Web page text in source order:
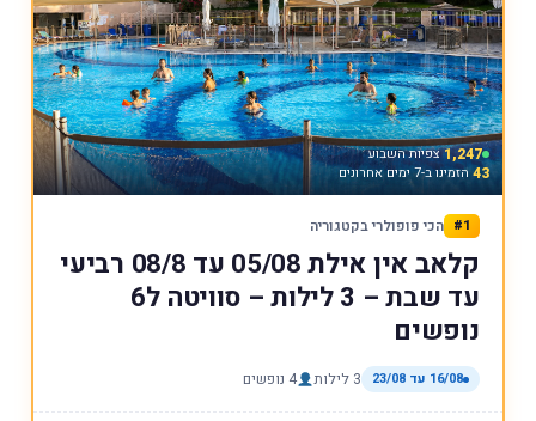
1,247צפיות השבוע
43הזמינו ב-7 ימים אחרונים
#1 הכי פופולרי בקטגוריה
קלאב אין אילת 05/08 עד 08/8 רביעי
עד שבת – 3 לילות – סוויטה ל6
נופשים
16/08 עד 23/08 3 לילות 4 נופשים